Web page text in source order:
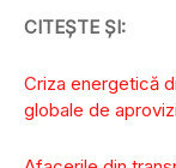
CITEȘTE ȘI:
Criza energetică
globale de